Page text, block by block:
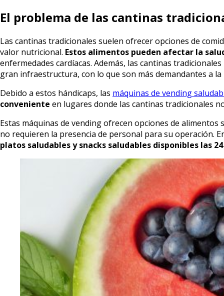
El problema de las cantinas
Las cantinas tradicionales suelen ofrecer opciones de
valor nutricional. Estos alimentos pueden afectar la
enfermedades cardíacas. Además, las cantinas
gran infraestructura, con lo que son más demandantes a
Debido a estos hándicaps, las máquinas de vending
conveniente en lugares donde las cantinas tradicionales
Estas máquinas de vending ofrecen opciones de
no requieren la presencia de personal para su operación.
platos saludables y snacks saludables disponibles las